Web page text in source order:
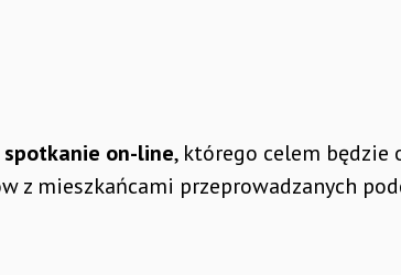
spotkanie on-line, którego celem będzie
z mieszkańcami przeprowadzanych